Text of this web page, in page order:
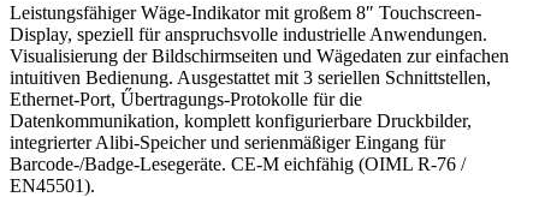
Leistungsfähiger Wäge-Indikator mit großem 8″ Touchscreen-
Display, speziell für anspruchsvolle industrielle Anwendungen.
Visualisierung der Bildschirmseiten und Wägedaten zur einfachen
intuitiven Bedienung. Ausgestattet mit 3 seriellen Schnittstellen,
Ethernet-Port, Űbertragungs-Protokolle für die
Datenkommunikation, komplett konfigurierbare Druckbilder,
integrierter Alibi-Speicher und serienmäßiger Eingang für
Barcode-/Badge-Lesegeräte. CE-M eichfähig (OIML R-76 /
EN45501).